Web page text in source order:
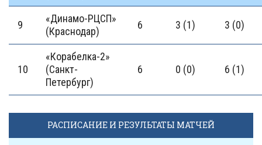
9
«Динамо-РЦСП»
(Краснодар)
6 3 (1) 3 (0)
10
«Корабелка-2»
(Санкт-
Петербург)
6 0 (0) 6 (1)
РАСПИСАНИЕ И РЕЗУЛЬТАТЫ МАТЧЕЙ